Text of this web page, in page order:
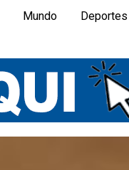
Mundo Deportes